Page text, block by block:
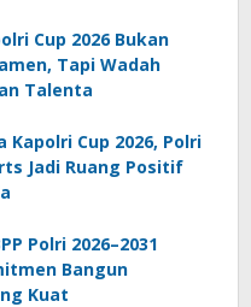
Cup 2026 Bukan
Tapi Wadah
Talenta
Kapolri Cup 2026, Polri
Jadi Ruang Positif
Polri 2026–2031
Bangun
Kuat